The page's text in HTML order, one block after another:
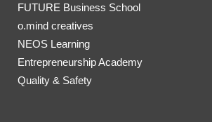
FUTURE Business School
o.mind creatives
NEOS Learning
Entrepreneurship Academy
Quality & Safety